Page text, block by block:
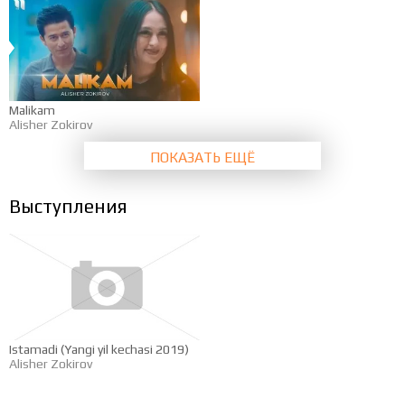
Malikam
Alisher Zokirov
ПОКАЗАТЬ ЕЩЁ
Выступления
Istamadi (Yangi yil kechasi 2019)
Alisher Zokirov